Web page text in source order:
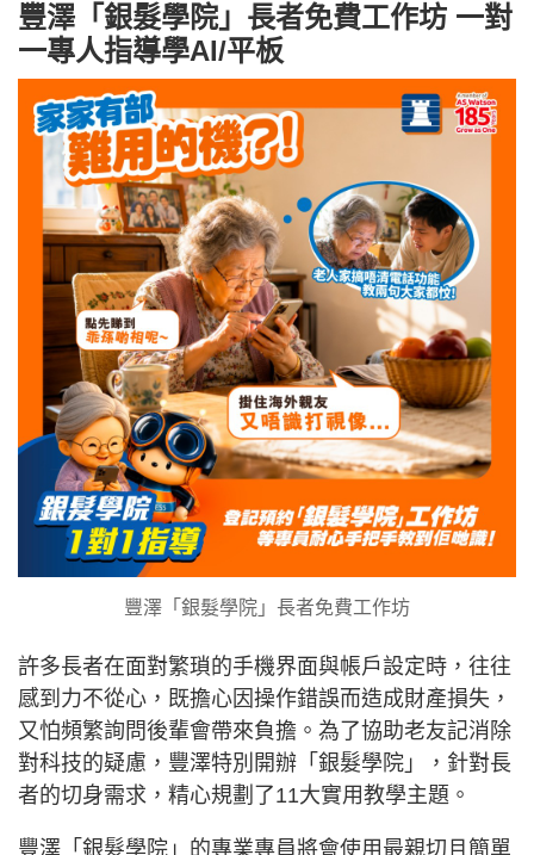
豐澤「銀髮學院」長者免費工作坊 一對
一專人指導學AI/平板
豐澤「銀髮學院」長者免費工作坊
許多長者在面對繁瑣的手機界面與帳戶設定時，往往
感到力不從心，既擔心因操作錯誤而造成財產損失，
又怕頻繁詢問後輩會帶來負擔。為了協助老友記消除
對科技的疑慮，豐澤特別開辦「銀髮學院」，針對長
者的切身需求，精心規劃了11大實用教學主題。
豐澤「銀髮學院」的專業專員將會使用最親切且簡單